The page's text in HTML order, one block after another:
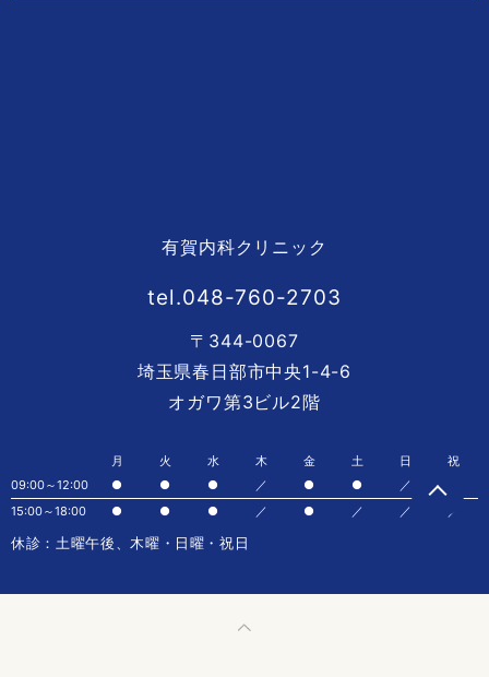
有賀内科クリニック
tel.048-760-2703
〒344-0067
埼玉県春日部市中央1-4-6
オガワ第3ビル2階
月 火 水 木 金 土 日
祝
09:00～12:00
● ● ● ／ ● ● ／
15:00～18:00
● ● ● ／ ● ／ ／ ／
休診：土曜午後、木曜・日曜・祝日